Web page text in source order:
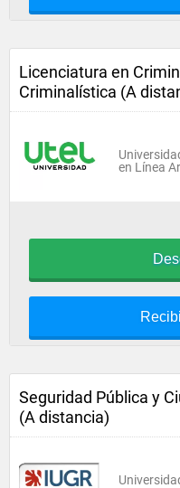
Licenciatura en
Criminalística (A
en Línea
Seguridad Pública y
(A distancia)